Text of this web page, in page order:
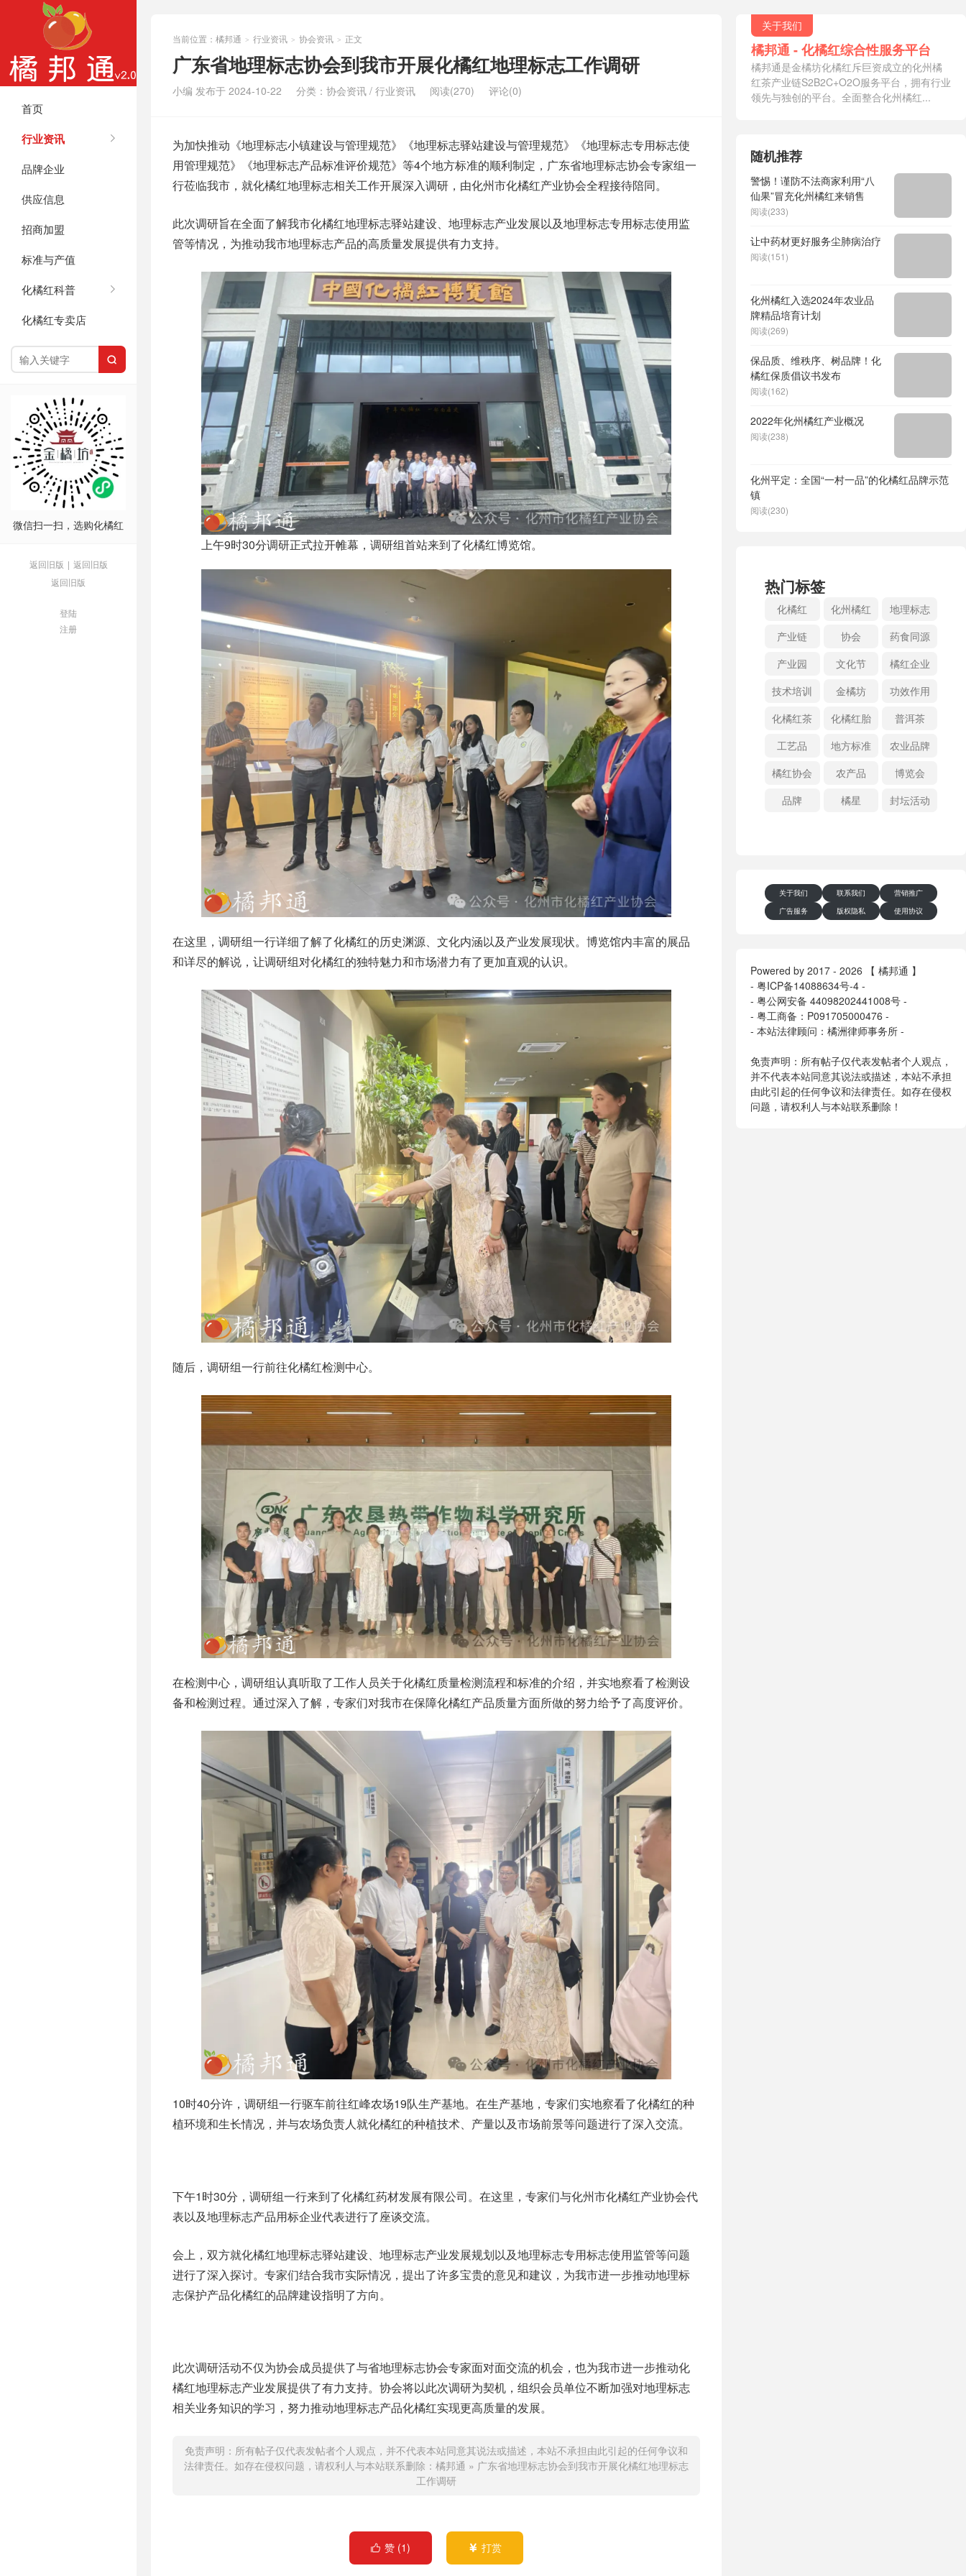
首页
行业资讯
品牌企业
供应信息
招商加盟
标准与产值
化橘红科普
化橘红专卖店

微信扫一扫，选购化橘红
返回旧版 | 返回旧版
返回旧版
登陆
注册
当前位置： 橘邦通 > 行业资讯 > 协会资讯 > 正文
广东省地理标志协会到我市开展化橘红地理标志工作调研
小编 发布于 2024-10-22 分类： 协会资讯 / 行业资讯 阅读(270) 评论(0)
为加快推动《地理标志小镇建设与管理规范》《地理标志驿站建设与管理规范》《地理标志专用标志使
用管理规范》《地理标志产品标准评价规范》等4个地方标准的顺利制定，广东省地理标志协会专家组一
行莅临我市，就化橘红地理标志相关工作开展深入调研，由化州市化橘红产业协会全程接待陪同。
此次调研旨在全面了解我市化橘红地理标志驿站建设、地理标志产业发展以及地理标志专用标志使用监
管等情况，为推动我市地理标志产品的高质量发展提供有力支持。
上午9时30分调研正式拉开帷幕，调研组首站来到了化橘红博览馆。
在这里，调研组一行详细了解了化橘红的历史渊源、文化内涵以及产业发展现状。博览馆内丰富的展品
和详尽的解说，让调研组对化橘红的独特魅力和市场潜力有了更加直观的认识。
随后，调研组一行前往化橘红检测中心。
在检测中心，调研组认真听取了工作人员关于化橘红质量检测流程和标准的介绍，并实地察看了检测设
备和检测过程。通过深入了解，专家们对我市在保障化橘红产品质量方面所做的努力给予了高度评价。
10时40分许，调研组一行驱车前往红峰农场19队生产基地。在生产基地，专家们实地察看了化橘红的种
植环境和生长情况，并与农场负责人就化橘红的种植技术、产量以及市场前景等问题进行了深入交流。
下午1时30分，调研组一行来到了化橘红药材发展有限公司。在这里，专家们与化州市化橘红产业协会代
表以及地理标志产品用标企业代表进行了座谈交流。
会上，双方就化橘红地理标志驿站建设、地理标志产业发展规划以及地理标志专用标志使用监管等问题
进行了深入探讨。专家们结合我市实际情况，提出了许多宝贵的意见和建议，为我市进一步推动地理标
志保护产品化橘红的品牌建设指明了方向。
此次调研活动不仅为协会成员提供了与省地理标志协会专家面对面交流的机会，也为我市进一步推动化
橘红地理标志产业发展提供了有力支持。协会将以此次调研为契机，组织会员单位不断加强对地理标志
相关业务知识的学习，努力推动地理标志产品化橘红实现更高质量的发展。
免责声明：所有帖子仅代表发帖者个人观点，并不代表本站同意其说法或描述，本站不承担由此引起的任何争议和
法律责任。如存在侵权问题，请权利人与本站联系删除： 橘邦通 » 广东省地理标志协会到我市开展化橘红地理标志
工作调研
 赞 (1)  打赏
关于我们
橘邦通 - 化橘红综合性服务平台
橘邦通是金橘坊化橘红斥巨资成立的化州橘
红茶产业链S2B2C+O2O服务平台，拥有行业
领先与独创的平台。全面整合化州橘红...
随机推荐
警惕！谨防不法商家利用“八
仙果”冒充化州橘红来销售
阅读(233)
让中药材更好服务尘肺病治疗
阅读(151)
化州橘红入选2024年农业品
牌精品培育计划
阅读(269)
保品质、维秩序、树品牌！化
橘红保质倡议书发布
阅读(162)
2022年化州橘红产业概况
阅读(238)
化州平定：全国“一村一品”的化橘红品牌示范
镇
阅读(230)
热门标签
化橘红 化州橘红
地理标志
产业链
协会
药食同源
产业园
文化节
橘红企业
技术培训
金橘坊
功效作用
化橘红茶
化橘红胎
普洱茶
工艺品
地方标准
农业品牌
橘红协会
农产品
博览会
品牌
橘星 封坛活动
关于我们 联系我们
营销推广
广告服务
版权隐私 使用协议
Powered by 2017 - 2026 【 橘邦通 】
- 粤ICP备14088634号-4 -
- 粤公网安备 44098202441008号 -
- 粤工商备：P091705000476 -
- 本站法律顾问：橘洲律师事务所 -
免责声明：所有帖子仅代表发帖者个人观点，
并不代表本站同意其说法或描述，本站不承担
由此引起的任何争议和法律责任。如存在侵权
问题，请权利人与本站联系删除！